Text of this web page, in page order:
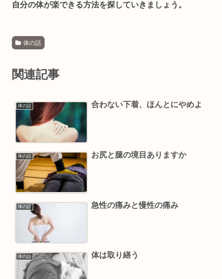
自分の体が楽できる方法を探していきましょう。
体の話
関連記事
体の話 合わない下着、ほんとにやめよ
体の話 お尻と腿の境目ありますか
体の話 急性の痛みと慢性の痛み
体の話 体は取り繕う